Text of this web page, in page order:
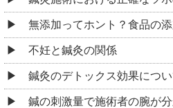
無添加ってホント？食品の
不妊と鍼灸の関係
鍼灸のデトックス効果につい
鍼の刺激量で施術者の腕が分